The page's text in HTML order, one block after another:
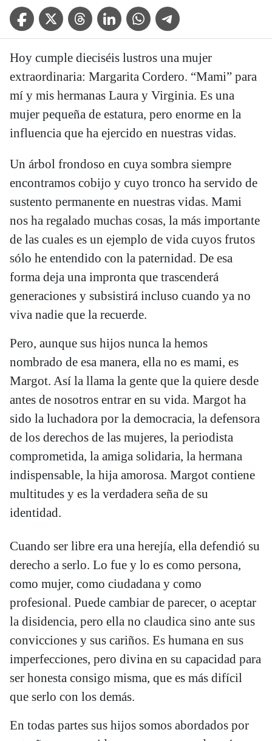
Facebook IconTwitter IconThreads IconLinkedin IconWhatsApp IconTelegram Icon
Hoy cumple dieciséis lustros una mujer
extraordinaria: Margarita Cordero. “Mami” para
mí y mis hermanas Laura y Virginia. Es una
mujer pequeña de estatura, pero enorme en la
influencia que ha ejercido en nuestras vidas.
Un árbol frondoso en cuya sombra siempre
encontramos cobijo y cuyo tronco ha servido de
sustento permanente en nuestras vidas. Mami
nos ha regalado muchas cosas, la más importante
de las cuales es un ejemplo de vida cuyos frutos
sólo he entendido con la paternidad. De esa
forma deja una impronta que trascenderá
generaciones y subsistirá incluso cuando ya no
viva nadie que la recuerde.
Pero, aunque sus hijos nunca la hemos
nombrado de esa manera, ella no es mami, es
Margot. Así la llama la gente que la quiere desde
antes de nosotros entrar en su vida. Margot ha
sido la luchadora por la democracia, la defensora
de los derechos de las mujeres, la periodista
comprometida, la amiga solidaria, la hermana
indispensable, la hija amorosa. Margot contiene
multitudes y es la verdadera seña de su
identidad.
Cuando ser libre era una herejía, ella defendió su
derecho a serlo. Lo fue y lo es como persona,
como mujer, como ciudadana y como
profesional. Puede cambiar de parecer, o aceptar
la disidencia, pero ella no claudica sino ante sus
convicciones y sus cariños. Es humana en sus
imperfecciones, pero divina en su capacidad para
ser honesta consigo misma, que es más difícil
que serlo con los demás.
En todas partes sus hijos somos abordados por